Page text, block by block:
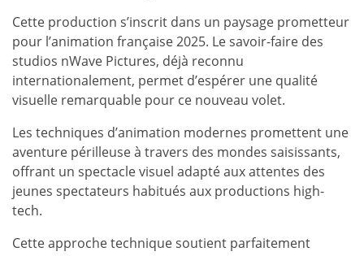
Cette production s’inscrit dans un paysage prometteur
pour l’animation française 2025. Le savoir-faire des
studios nWave Pictures, déjà reconnu
internationalement, permet d’espérer une qualité
visuelle remarquable pour ce nouveau volet.
Les techniques d’animation modernes promettent une
aventure périlleuse à travers des mondes saisissants,
offrant un spectacle visuel adapté aux attentes des
jeunes spectateurs habitués aux productions high-
tech.
Cette approche technique soutient parfaitement